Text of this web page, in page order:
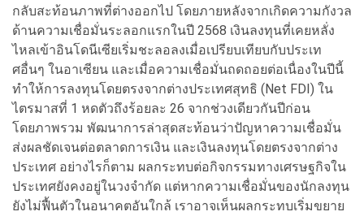
กลับสะท้อนภาพที่ต่างออกไป โดยภายหลังจากเกิดความกังวล
ด้านความเชื่อมั่นระลอกแรกในปี 2568 เงินลงทุนที่เคยหลั่ง
ไหลเข้าอินโดนีเซียเริ่มชะลอลงเมื่อเปรียบเทียบกับประเท
ศอื่นๆ ในอาเซียน และเมื่อความเชื่อมั่นถดถอยต่อเนื่องในปีนี้
ทำให้การลงทุนโดยตรงจากต่างประเทศสุทธิ (Net FDI) ใน
ไตรมาสที่ 1 หดตัวถึงร้อยละ 26 จากช่วงเดียวกันปีก่อน
โดยภาพรวม พัฒนาการล่าสุดสะท้อนว่าปัญหาความเชื่อมั่น
ส่งผลชัดเจนต่อตลาดการเงิน และเงินลงทุนโดยตรงจากต่าง
ประเทศ อย่างไรก็ตาม ผลกระทบต่อกิจกรรมทางเศรษฐกิจใน
ประเทศยังคงอยู่ในวงจำกัด แต่หากความเชื่อมั่นของนักลงทุน
ยังไม่ฟื้นตัวในอนาคตอันใกล้ เราอาจเห็นผลกระทบเริ่มขยาย